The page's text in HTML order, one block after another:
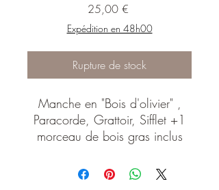
25,00 €Prix
Expédition en 48h00
Rupture de stock
Manche en "Bois d'olivier" ,
Paracorde, Grattoir, Sifflet +1
morceau de bois gras inclus